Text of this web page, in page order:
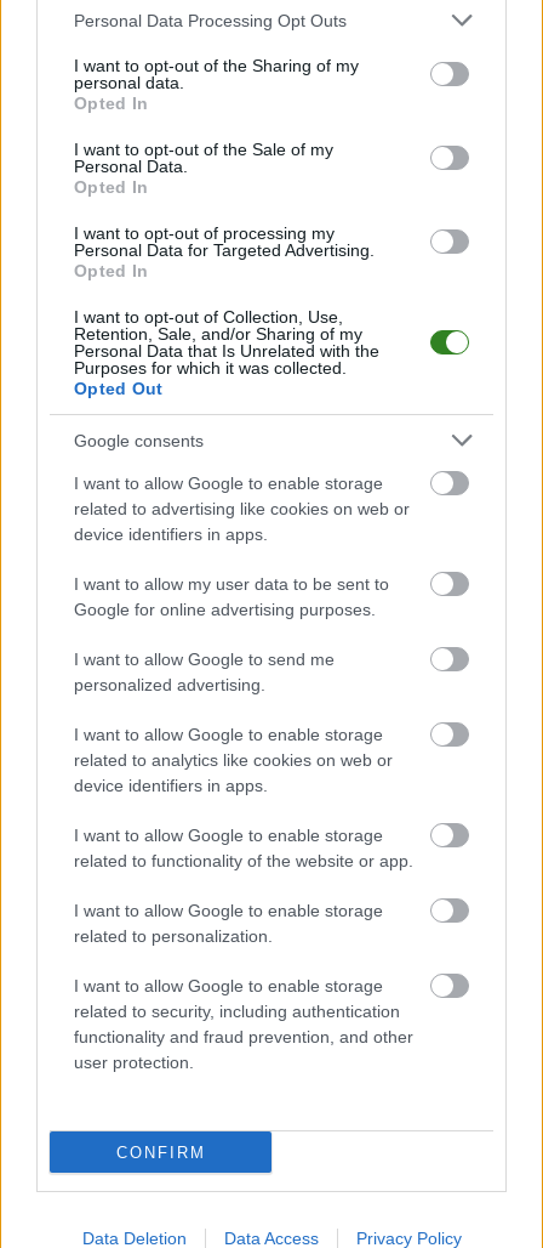
Please note that this website/app uses one or more Google
not limited to your visit or usage behaviour. You may click to
grant or deny consent to Google and its third-party tags to
use your data for below specified purposes in below Google
consent section.
Personal Data Processing Opt Outs
I want to opt-out of the Sharing of my
personal data.
Opted In
I want to opt-out of the Sale of my
Personal Data.
Opted In
I want to opt-out of processing my
Personal Data for Targeted Advertising.
Opted In
I want to opt-out of Collection, Use,
Retention, Sale, and/or Sharing of my
Personal Data that Is Unrelated with the
Purposes for which it was collected.
Opted Out
Google consents
I want to allow Google to enable storage
related to advertising like cookies on web or
device identifiers in apps.
I want to allow my user data to be sent to
Google for online advertising purposes.
I want to allow Google to send me
personalized advertising.
I want to allow Google to enable storage
related to analytics like cookies on web or
device identifiers in apps.
I want to allow Google to enable storage
related to functionality of the website or app.
I want to allow Google to enable storage
related to personalization.
I want to allow Google to enable storage
related to security, including authentication
functionality and fraud prevention, and other
user protection.
CONFIRM
Data Deletion Data Access Privacy Policy
W miarę dostępności danych, publikujemy
składy wyjściowe,
rezerwowych, zmiany oraz listę strzelców bramek
aktualizujemy zależnie od poziomu ligi i dostępnych źródeł.
Śledź mecze swojej drużyny
Jeśli jesteś kibicem klubu Brazylia lub Maroko - zaglądaj tutaj częściej.
wynikach, transferach i newsach klubowych
PodkarpacieLive.pl to największa baza
meczów lokalnych drużyn
piłkarskich
bądź na bieżąco z wydarzeniami z boisk!
Analiza przed meczem: Brazylia vs Maroko
Brazylia - Marokoodbędzie się w ramach 1. kolejki - gr. C (MŚ
2026). Spotkanie zostanie rozegrane w dniu 14 czerwca 2026. Początek
Poniżej znajdziesz aktualną tabelę grupy oraz ostatnie mecze obu
reprezentacji.
gr. C - MŚ 2026 - sytuacja w tabeli
Przed meczami 1. kolejki - gr. C (MŚ 2026) gospodarze (Brazylia) zajmują
1. miejscew tabeli. Goście (Maroko) plasują się na 2. miejscu.
bramkowe.
Brazylia vs. Maroko - relacja, wynik na żywo, transmisja
Wynik meczu Brazylia - Maroko znajdziesz na naszej stronie zaraz po jego
zakończeniu. Jeżeli szukasz informacji meczowych, zajrzyj tutaj:Brazylia
vs. Maroko - wynik, składy, strzelcy
Jeżeli w internecie lub TV dostępna jest
albo innych spotkań gr. C - MŚ 2026 na pewno
znajdziesz takie informacje na naszym portalu. Możliwe jednak, że nigdzie
nie pojawi się stream online z tego pojedynku. Śledź portal
Asseco Resovia| Developres Rzeszów |ITA TOOLS Stal Mielec
Cellfast Wilki Krosno| Texom Stal Rzeszów|Stal Mielec
Motor Lublin|Stal Rzeszów| Stal Stalowa Wola|Wisła Kraków
Resovia|Wieczysta Kraków
Mecze dziś Wyniki LIVE Transmisje
kartki okolicznościowe